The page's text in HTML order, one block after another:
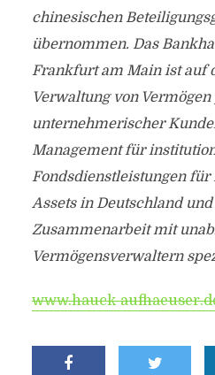
chinesischen
übernommen. Das
Frankfurt am Main ist auf
Verwaltung von
unternehmerischer
Management für
Fondsdienstleistungen für
Assets in Deutschland
Zusammenarbeit mit
Vermögensverwaltern
www.hauck-